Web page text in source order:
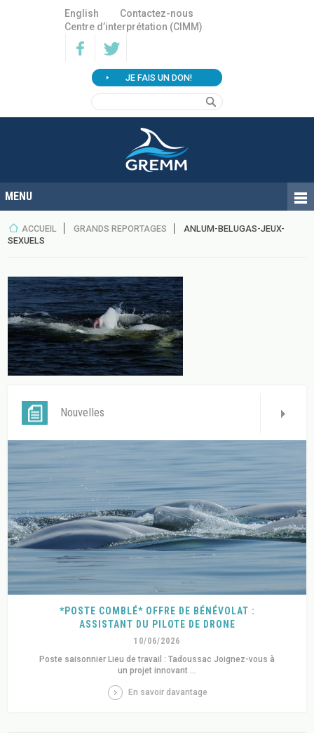
English
Contactez-nous
Centre d’interprétation (CIMM)
JE FAIS UN DON!
ACCUEIL GRANDS REPORTAGES
ANLUM-BELUGAS-JEUX-
SEXUELS
Nouvelles
*POSTE COMBLÉ* OFFRE DE BÉNÉVOLAT :
ASSISTANT DU PILOTE DE DRONE
10/06/2026
Poste saisonnier Lieu de travail : Tadoussac Joignez-vous à
un projet innovant ...
En savoir davantage